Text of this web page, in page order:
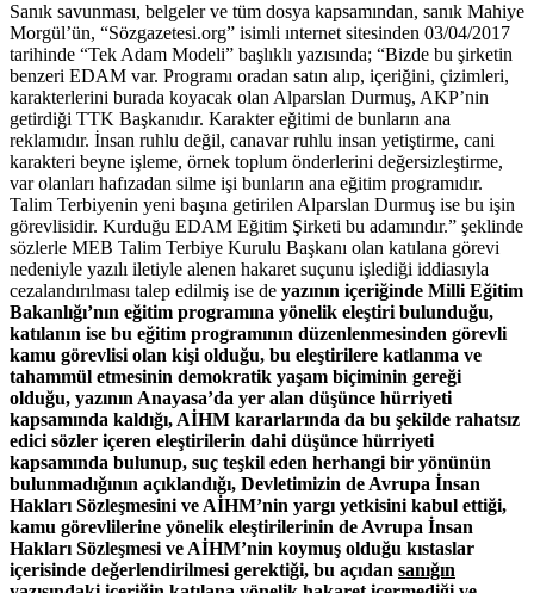
Sanık savunması, belgeler ve tüm dosya kapsamından, sanık Mahiye
Morgül’ün, “Sözgazetesi.org” isimli ınternet sitesinden 03/04/2017
tarihinde “Tek Adam Modeli” başlıklı yazısında; “Bizde bu şirketin
benzeri EDAM var. Programı oradan satın alıp, içeriğini, çizimleri,
karakterlerini burada koyacak olan Alparslan Durmuş, AKP’nin
getirdiği TTK Başkanıdır. Karakter eğitimi de bunların ana
reklamıdır. İnsan ruhlu değil, canavar ruhlu insan yetiştirme, cani
karakteri beyne işleme, örnek toplum önderlerini değersizleştirme,
var olanları hafızadan silme işi bunların ana eğitim programıdır.
Talim Terbiyenin yeni başına getirilen Alparslan Durmuş ise bu işin
görevlisidir. Kurduğu EDAM Eğitim Şirketi bu adamındır.” şeklinde
sözlerle MEB Talim Terbiye Kurulu Başkanı olan katılana görevi
nedeniyle yazılı iletiyle alenen hakaret suçunu işlediği iddiasıyla
cezalandırılması talep edilmiş ise de yazının içeriğinde Milli Eğitim
Bakanlığı’nın eğitim programına yönelik eleştiri bulunduğu,
katılanın ise bu eğitim programının düzenlenmesinden görevli
kamu görevlisi olan kişi olduğu, bu eleştirilere katlanma ve
tahammül etmesinin demokratik yaşam biçiminin gereği
olduğu, yazının Anayasa’da yer alan düşünce hürriyeti
kapsamında kaldığı, AİHM kararlarında da bu şekilde rahatsız
edici sözler içeren eleştirilerin dahi düşünce hürriyeti
kapsamında bulunup, suç teşkil eden herhangi bir yönünün
bulunmadığının açıklandığı, Devletimizin de Avrupa İnsan
Hakları Sözleşmesini ve AİHM’nin yargı yetkisini kabul ettiği,
kamu görevlilerine yönelik eleştirilerinin de Avrupa İnsan
Hakları Sözleşmesi ve AİHM’nin koymuş olduğu kıstaslar
içerisinde değerlendirilmesi gerektiği, bu açıdan sanığın